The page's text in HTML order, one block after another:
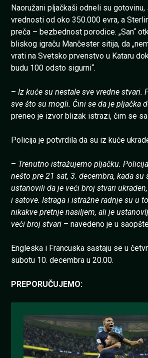
Naoružani pljačkaši odneli su
vrednosti od oko 350.000 evra, a
preča – bezbednost porodice. „San“
bliskog igraču Mančester sitija, da
vrati na Svetsko prvenstvo u Kataru
budu 100 odsto sigurni“.
– Iz kuće su nestale sve vredne stvari.
sve što su mogli. Čini se da je pljačka
preneo je izvor blizak istrazi, čim se
Policija je potvrdila da su iz kuće
– Trenutno istražujemo pljačku.
nešto pre 21 sat, 3. decembra, kada
ustanovili da je veći broj stvari
i satove. Istraga i istražne radnje su u
nikakve pretnje nasiljem, ali je
veći broj stvari – navedeno je u
Engleska i Francuska sastaju se u
subotu 10. decembra u 20.00.
PREPORUČUJEMO: